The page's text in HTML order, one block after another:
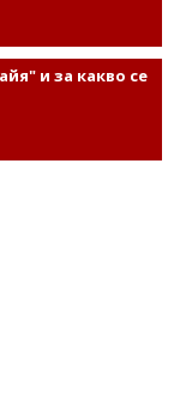
и за какво се